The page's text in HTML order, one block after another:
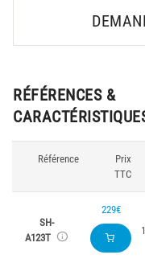
RÉFÉRENCES &
Référence
Prix
TTC
SH-
A123T
229€